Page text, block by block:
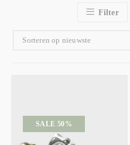
Filter
Sorteren op nieuwste
SALE 50%